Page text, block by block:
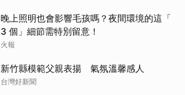
晚上照明也會影響毛孩嗎？夜間環境的這「
3 個」細節需特別留意！
火報
新竹縣模範父親表揚 氣氛溫馨感人
台灣好新聞